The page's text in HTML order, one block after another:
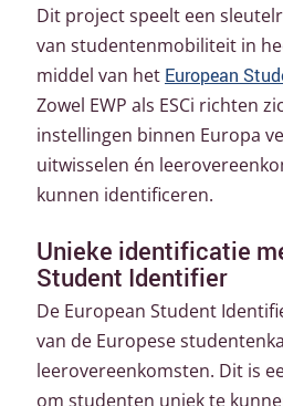
Dit project speelt een
van studentenmobiliteit in
middel van het European
Zowel EWP als ESCi richten
instellingen binnen Europa
uitwisselen én
kunnen identificeren.
Unieke identificatie
Student Identifier
De European Student
van de Europese
leerovereenkomsten. Dit is
om studenten uniek te